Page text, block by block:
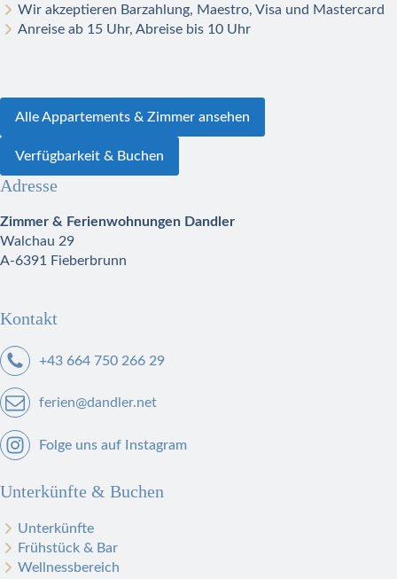
Wir akzeptieren Barzahlung, Maestro, Visa und Mastercard
Anreise ab 15 Uhr, Abreise bis 10 Uhr
Alle Appartements & Zimmer ansehen
Verfügbarkeit & Buchen
Adresse
Zimmer & Ferienwohnungen Dandler
Walchau 29
A-6391 Fieberbrunn
Kontakt
+43 664 750 266 29
ferien@dandler.net
Folge uns auf Instagram
Unterkünfte & Buchen
Unterkünfte
Frühstück & Bar
Wellnessbereich